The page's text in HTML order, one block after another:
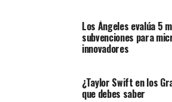
Los Ángeles evalúa 5
subvenciones para
innovadores
¿Taylor Swift en los
que debes saber